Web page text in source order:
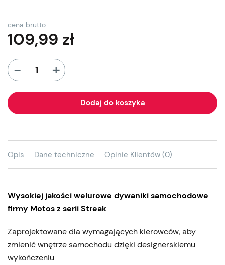
cena brutto:
109,99 zł
- +
Dodaj do koszyka
Opis Dane techniczne Opinie Klientów (0)
Wysokiej jakości welurowe dywaniki samochodowe
firmy Motos z serii Streak
Zaprojektowane dla wymagających kierowców, aby
zmienić wnętrze samochodu dzięki designerskiemu
wykończeniu